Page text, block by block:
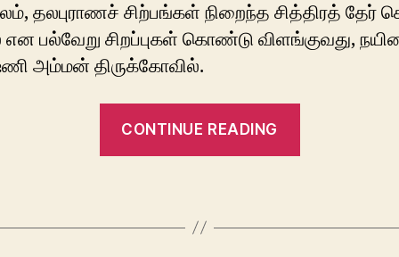
தலபுராணச் சிற்பங்கள் நிறைந்த சித்திரத்
பல்வேறு சிறப்புகள் கொண்டு விளங்குவது,
அம்மன் திருக்கோவில்.
CONTINUE READING
அம்மன்”